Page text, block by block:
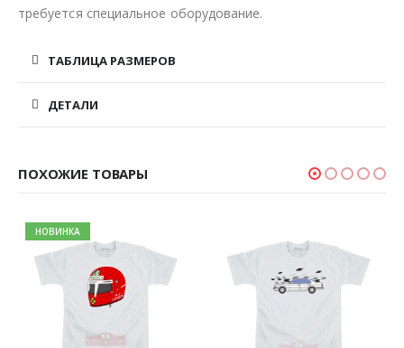
требуется специальное оборудование.
ТАБЛИЦА РАЗМЕРОВ
ДЕТАЛИ
ПОХОЖИЕ ТОВАРЫ
НОВИНКА